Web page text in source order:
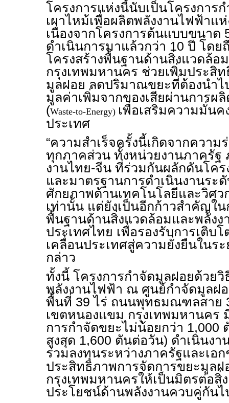
โครงการแห่งนี้นับเป็นโครงการ
เผาไหม้เพื่อผลิตพลังงานไฟฟ้าแ
เนื่องจากโครงการต้นแบบขนาด
ดำเนินการมาแล้วกว่า 10 ปี โดย
โครงสร้างพื้นฐานด้านสิ่งแวดล้
กรุงเทพมหานคร ช่วยเพิ่มประสิ
มูลฝอย ลดปริมาณขยะที่ต้องนำไ
มูลค่าเพิ่มจากของเสียผ่านการผ
(Waste-to-Energy) เพื่อเสริมความมั่นค
ประเทศ
“ความสำเร็จครั้งนี้เกิดจากควา
ทุกภาคส่วน ทั้งหน่วยงานภาครัฐ
งานไทย-จีน ที่ร่วมกันผลักดันโค
และมาตรฐานการดำเนินงานระ
ศักยภาพด้านเทคโนโลยีและวิศว
เท่านั้น แต่ยังเป็นอีกก้าวสำคัญใ
พื้นฐานด้านสิ่งแวดล้อมและพลังง
ประเทศไทย เพื่อรองรับการเติบ
เคลื่อนประเทศสู่ความยั่งยืนในร
กล่าว
ทั้งนี้ โครงการกำจัดมูลฝอยด้วยวิ
พลังงานไฟฟ้า ณ ศูนย์กำจัดมูลฝ
พื้นที่ 39 ไร่ ถนนพุทธมณฑลสาย
เขตหนองแขม กรุงเทพมหานคร
การกำจัดขยะไม่น้อยกว่า 1,000
สูงสุด 1,600 ตันต่อวัน) ดำเนินง
ร่วมลงทุนระหว่างภาครัฐและเอ
ประสิทธิภาพการจัดการขยะมูลฝ
กรุงเทพมหานครให้เป็นมิตรต่อสิ่
ประโยชน์ด้านพลังงานควบคู่กันไ